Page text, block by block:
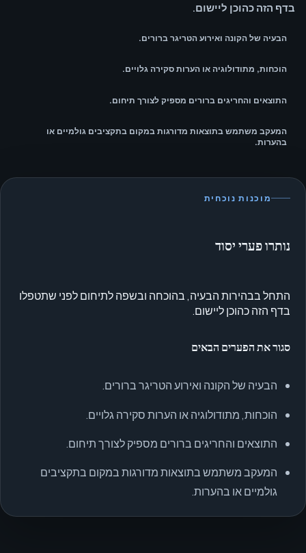
בדף הזה כהוכן ליישום.
הבעיה של הקונה ואירוע הטריגר ברורים.
הוכחות, מתודולוגיה או הערות סקירה גלויים.
התוצאים והחריגים ברורים מספיק לצורך תיחום.
המעקב משתמש בתוצאות מדורגות במקום בתקציבים גולמיים או
בהערות.
מוכנות נוכחית
נותרו פערי יסוד
התחל בבהירות הבעיה, בהוכחה ובשפה לתיחום לפני שתטפלו
בדף הזה כהוכן ליישום.
סגור את הפערים הבאים
הבעיה של הקונה ואירוע הטריגר ברורים.
הוכחות, מתודולוגיה או הערות סקירה גלויים.
התוצאים והחריגים ברורים מספיק לצורך תיחום.
המעקב משתמש בתוצאות מדורגות במקום בתקציבים
גולמיים או בהערות.